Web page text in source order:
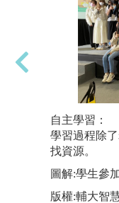
經常使用程式設計
型的測試、呈現、
自主學習：
學習過程除
找資源。
圖解:學生參
版權:輔大智